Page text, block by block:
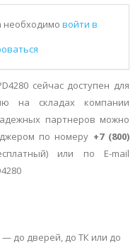
необходимо войти в
сейчас доступен для
на складах компании
партнеров можно
по номеру +7 (800)
или по E-mail
до дверей, до ТК или до